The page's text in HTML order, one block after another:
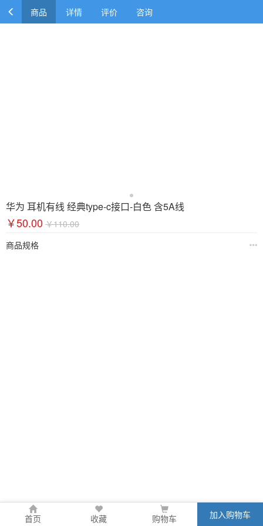
商品 详情 评价 咨询
华为 耳机有线 经典type-c接口-白色 含5A线
￥50.00 ￥110.00
商品规格
首页 收藏 购物车 加入购物车